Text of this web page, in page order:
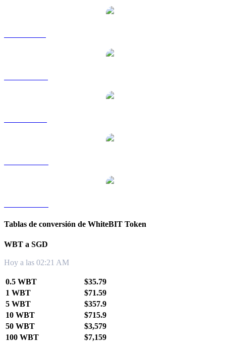
Tablas de conversión de WhiteBIT Token
WBT a SGD
Hoy a las 02:21 AM
0.5 WBT
$35.79
1 WBT
$71.59
5 WBT
$357.9
10 WBT
$715.9
50 WBT
$3,579
100 WBT
$7,159